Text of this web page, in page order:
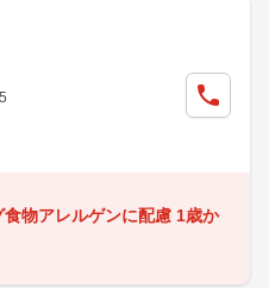
物アレルゲンに配慮 1歳か